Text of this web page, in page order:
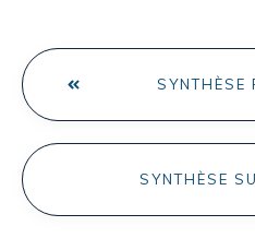
SYNTHÈSE
SYNTHÈSE